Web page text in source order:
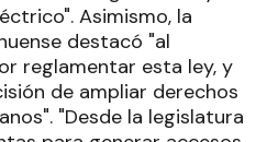
Asimismo, la
destacó "al
reglamentar esta ley, y
de ampliar derechos
"Desde la legislatura